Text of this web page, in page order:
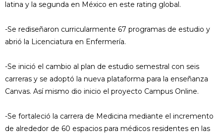
latina y la segunda en México en este rating global.
-Se rediseñaron curricularmente 67 programas de estudio y
abrió la Licenciatura en Enfermería.
-Se inició el cambio al plan de estudio semestral con seis
carreras y se adoptó la nueva plataforma para la enseñanza
Canvas. Así mismo dio inicio el proyecto Campus Online.
-Se fortaleció la carrera de Medicina mediante el incremento
de alrededor de 60 espacios para médicos residentes en las